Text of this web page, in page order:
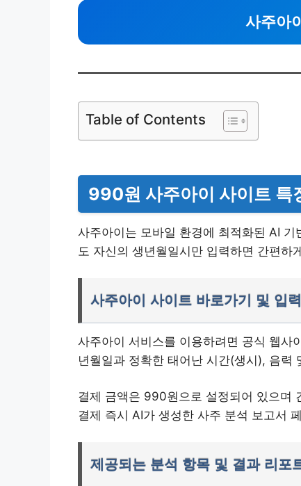
사주아
Table of Contents
990원 사주아이 사이트 특
사주아이는 모바일 환경에 최적화된 AI
도 자신의 생년월일시만 입력하면 간편하
사주아이 사이트 바로가기 및 입
사주아이 서비스를 이용하려면 공식 웹사
년월일과 정확한 태어난 시간(생시), 음력
결제 금액은 990원으로 설정되어 있으며
결제 즉시 AI가 생성한 사주 분석 보고서
제공되는 분석 항목 및 결과 리포